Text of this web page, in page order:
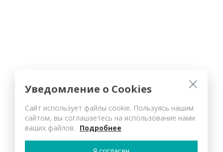
Уведомление о Cookies
Сайт использует файлы cookie. Пользуясь нашим
сайтом, вы соглашаетесь на использование нами
ваших файлов. Подробнее